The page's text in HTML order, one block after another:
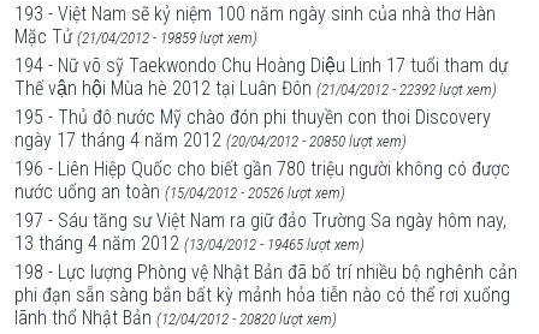
193 - Việt Nam sẽ kỷ niệm 100 năm ngày sinh của nhà thơ Hàn
Mặc Tử (21/04/2012 - 19859 lượt xem)
194 - Nữ võ sỹ Taekwondo Chu Hoàng Diệu Linh 17 tuổi tham dự
Thế vận hội Mùa hè 2012 tại Luân Đôn (21/04/2012 - 22392 lượt xem)
195 - Thủ đô nước Mỹ chào đón phi thuyền con thoi Discovery
ngày 17 tháng 4 năm 2012 (20/04/2012 - 20850 lượt xem)
196 - Liên Hiệp Quốc cho biết gần 780 triệu người không có được
nước uống an toàn (15/04/2012 - 20526 lượt xem)
197 - Sáu tăng sư Việt Nam ra giữ đảo Trường Sa ngày hôm nay,
13 tháng 4 năm 2012 (13/04/2012 - 19465 lượt xem)
198 - Lực lượng Phòng vệ Nhật Bản đã bố trí nhiều bộ nghênh cản
phi đạn sẵn sàng bắn bất kỳ mảnh hỏa tiễn nào có thể rơi xuống
lãnh thổ Nhật Bản (12/04/2012 - 20820 lượt xem)